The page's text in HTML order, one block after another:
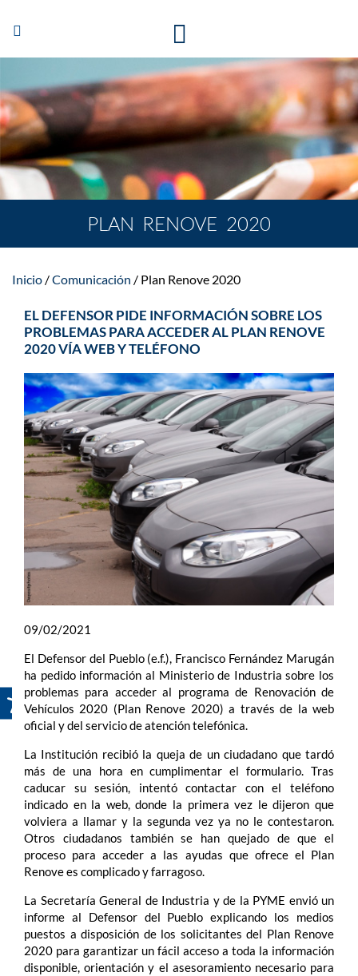
Abrir/Cerrar
navegación
PLAN RENOVE 2020
Inicio Comunicación Plan Renove 2020
EL DEFENSOR PIDE INFORMACIÓN SOBRE LOS
PROBLEMAS PARA ACCEDER AL PLAN RENOVE
2020 VÍA WEB Y TELÉFONO
09/02/2021
El Defensor del Pueblo (e.f.), Francisco Fernández Marugán
ha pedido información al Ministerio de Industria sobre los
problemas para acceder al programa de Renovación de
Vehículos 2020 (Plan Renove 2020) a través de la web
oficial y del servicio de atención telefónica.
La Institución recibió la queja de un ciudadano que tardó
más de una hora en cumplimentar el formulario. Tras
caducar su sesión, intentó contactar con el teléfono
indicado en la web, donde la primera vez le dijeron que
volviera a llamar y la segunda vez ya no le contestaron.
Otros ciudadanos también se han quejado de que el
proceso para acceder a las ayudas que ofrece el Plan
Renove es complicado y farragoso.
La Secretaría General de Industria y de la PYME envió un
informe al Defensor del Pueblo explicando los medios
puestos a disposición de los solicitantes del Plan Renove
2020 para garantizar un fácil acceso a toda la información
disponible, orientación y el asesoramiento necesario para